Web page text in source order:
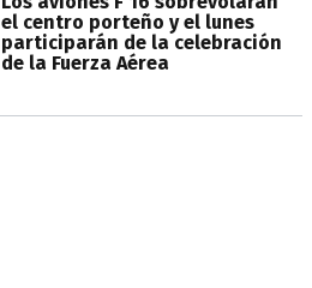
el centro porteño y el lunes
participarán de la celebración
de la Fuerza Aérea